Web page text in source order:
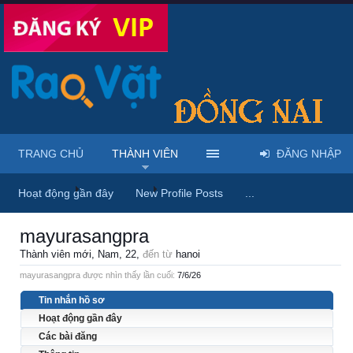
Trang chủ Thành viên mayurasangpra
mayurasangpra
Thành viên mới, Nam, 22, đến từ hanoi
mayurasangpra được nhìn thấy lần cuối: 7/6/26
Tin nhắn hồ sơ
Hoạt động gần đây
Các bài đăng
TRANG CHỦ THÀNH VIÊN
Hoạt động gần đây New Profile Posts
ĐĂNG NHẬP